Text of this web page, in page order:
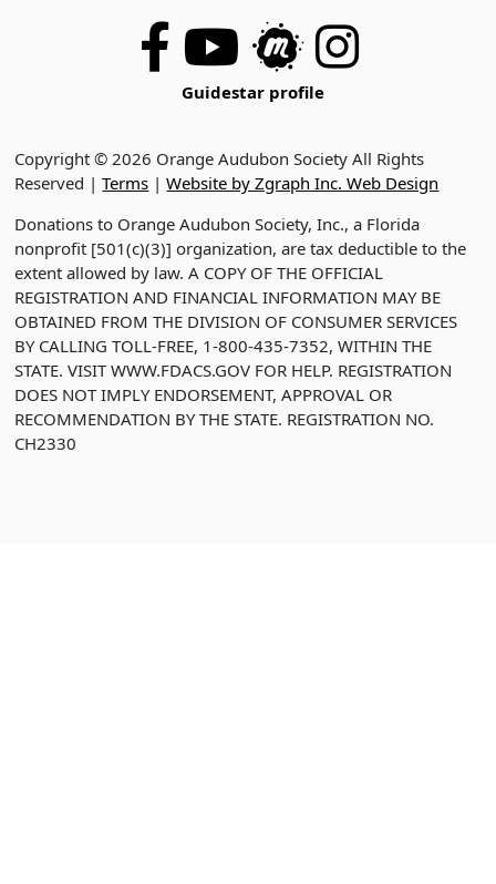
Guidestar profile
Copyright © 2026 Orange Audubon Society All Rights
Reserved |Terms |Website by Zgraph Inc. Web Design
Donations to Orange Audubon Society, Inc., a Florida
nonprofit [501(c)(3)] organization, are tax deductible to the
extent allowed by law. A COPY OF THE OFFICIAL
REGISTRATION AND FINANCIAL INFORMATION MAY BE
OBTAINED FROM THE DIVISION OF CONSUMER SERVICES
BY CALLING TOLL-FREE, 1-800-435-7352, WITHIN THE
STATE. VISIT WWW.FDACS.GOV FOR HELP. REGISTRATION
DOES NOT IMPLY ENDORSEMENT, APPROVAL OR
RECOMMENDATION BY THE STATE. REGISTRATION NO.
CH2330